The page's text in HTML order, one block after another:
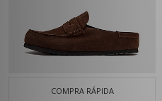
COMPRA RÁPIDA